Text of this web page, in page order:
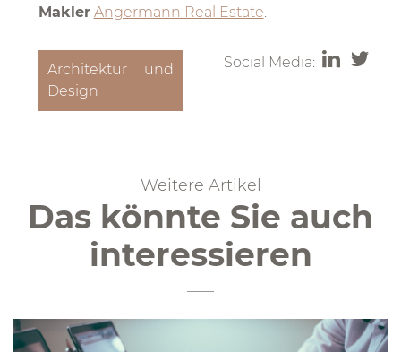
Makler Angermann Real Estate
Architektur und
Design
Social Media:
Weitere Artikel
Das könnte Sie auch
interessieren